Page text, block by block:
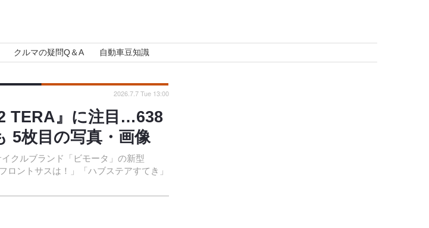
クルマの疑問Q＆A 自動車豆知識
TERA』に注目…638
5枚目の写真・画像
クルブランド「ビモータ」の新型
ロントサスは！」「ハブステアすてき」
2026.7.7 Tue 13:00